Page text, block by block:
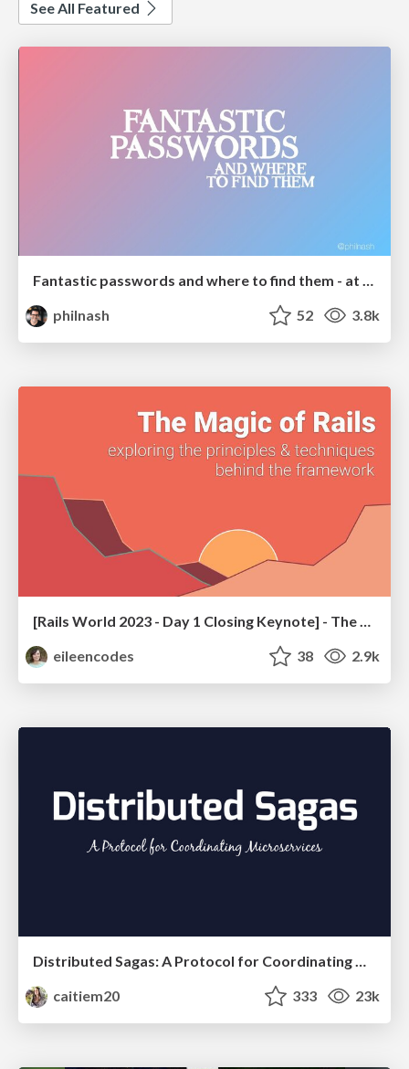
See All Featured
Fantastic passwords and where to find them - at NoRuKo
philnash
52 3.8k
[Rails World 2023 - Day 1 Closing Keynote] - The Magic of Rails
eileencodes
38 2.9k
Distributed Sagas: A Protocol for Coordinating Microservices
caitiem20
333 23k